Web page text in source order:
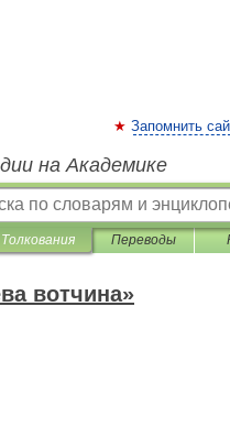
Запомнить
на Академике
Толкования Переводы
вотчина»